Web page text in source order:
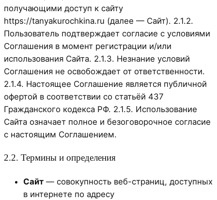
получающими доступ к сайту
https://tanyakurochkina.ru (далее — Сайт). 2.1.2.
Пользователь подтверждает согласие с условиями
Соглашения в момент регистрации и/или
использования Сайта. 2.1.3. Незнание условий
Соглашения не освобождает от ответственности.
2.1.4. Настоящее Соглашение является публичной
офертой в соответствии со статьёй 437
Гражданского кодекса РФ. 2.1.5. Использование
Сайта означает полное и безоговорочное согласие
с настоящим Соглашением.
2.2. Термины и определения
Сайт — совокупность веб-страниц, доступных
в интернете по адресу